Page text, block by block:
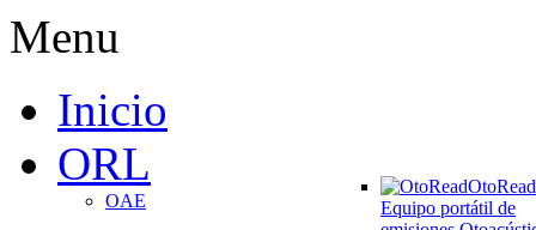
Menu
Inicio
ORL
OAE
OtoRead
Equipo portátil de